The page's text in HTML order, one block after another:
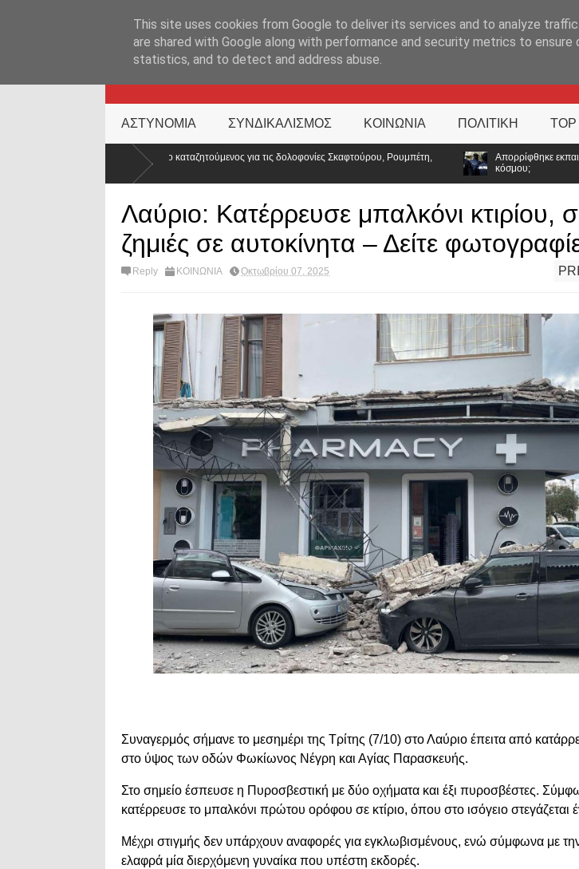
KATEHACKER
ΑΣΤΥΝΟΜΙΑ ΣΥΝΔΙΚΑΛΙΣΜΟΣ ΚΟΙΝΩΝΙΑ ΠΟΛΙΤΙΚΗ TOP
δολοφονίες Σκαφτούρου, Ρουμπέτη,
Απορρίφθηκε εκπαιδευτική άδεια για υποτροφία στο Tufts: Ποιο μήνυμα
Λαύριο: Κατέρρευσε μπαλκόνι κτιρίου,
ζημιές σε αυτοκίνητα – Δείτε
Reply ΚΟΙΝΩΝΙΑ Οκτωβρίου 07, 2025
Συναγερμός σήμανε το μεσημέρι της Τρίτης (7/10) στο Λαύριο έπειτα από
στο ύψος των οδών Φωκίωνος Νέγρη και Αγίας Παρασκευής.
Στο σημείο έσπευσε η Πυροσβεστική με δύο οχήματα και έξι πυροσβέστες.
κατέρρευσε το μπαλκόνι πρώτου ορόφου σε κτίριο, όπου στο ισόγειο στεγάζεται
Μέχρι στιγμής δεν υπάρχουν αναφορές για εγκλωβισμένους, ενώ σύμφωνα με
ελαφρά μία διερχόμενη γυναίκα που υπέστη εκδορές.
This site uses cookies from Google to deliver its services and to analyze
are shared with Google along with performance and security metrics to
statistics, and to detect and address abuse.